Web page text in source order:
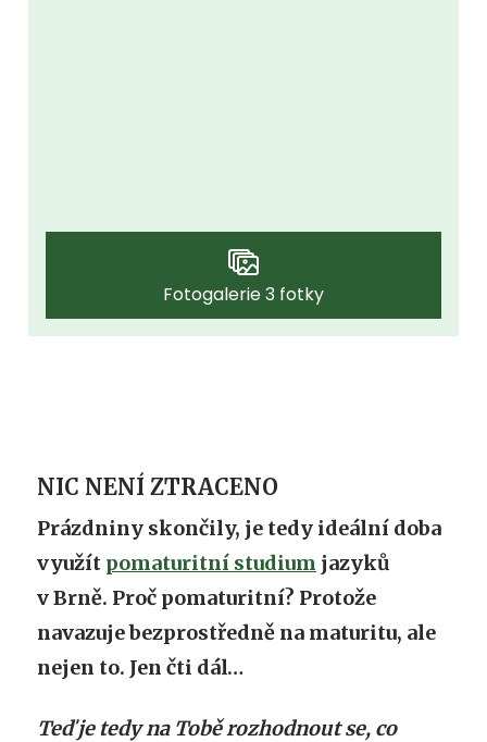
Fotogalerie 3 fotky
NIC NENÍ ZTRACENO
Prázdniny skončily, je tedy ideální doba
využít pomaturitní studium jazyků
v Brně. Proč pomaturitní? Protože
navazuje bezprostředně na maturitu, ale
nejen to. Jen čti dál…
Teď je tedy na Tobě rozhodnout se, co